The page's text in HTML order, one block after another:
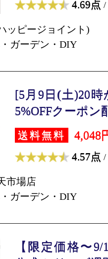
4.69点 /
ッピージョイント)
ガーデン・DIY
[5月9日(土)20
5%OFFクーポン
送料無料 4,048
4.57点 /
市場店
ガーデン・DIY
【限定価格〜9/